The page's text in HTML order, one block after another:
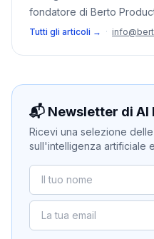
fondatore di Berto
Tutti gli articoli → ·
📬 Newsletter di AI
Ricevi una selezione
sull'intelligenza artificiale